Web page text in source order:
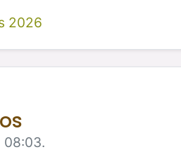
2026
08:03.